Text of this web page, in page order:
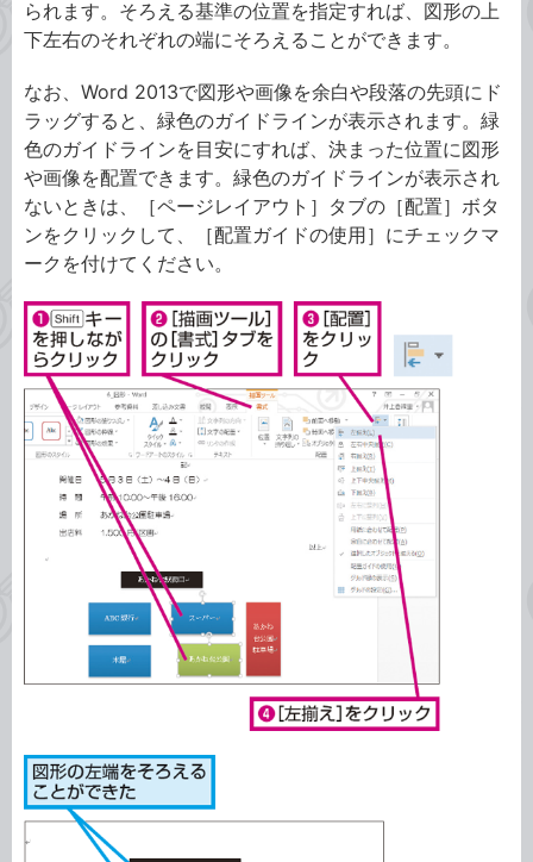
られます。そろえる基準の位置を指定すれば、図形の上
下左右のそれぞれの端にそろえることができます。
なお、Word 2013で図形や画像を余白や段落の先頭にド
ラッグすると、緑色のガイドラインが表示されます。緑
色のガイドラインを目安にすれば、決まった位置に図形
や画像を配置できます。緑色のガイドラインが表示され
ないときは、［ページレイアウト］タブの［配置］ボタ
ンをクリックして、［配置ガイドの使用］にチェックマ
ークを付けてください。